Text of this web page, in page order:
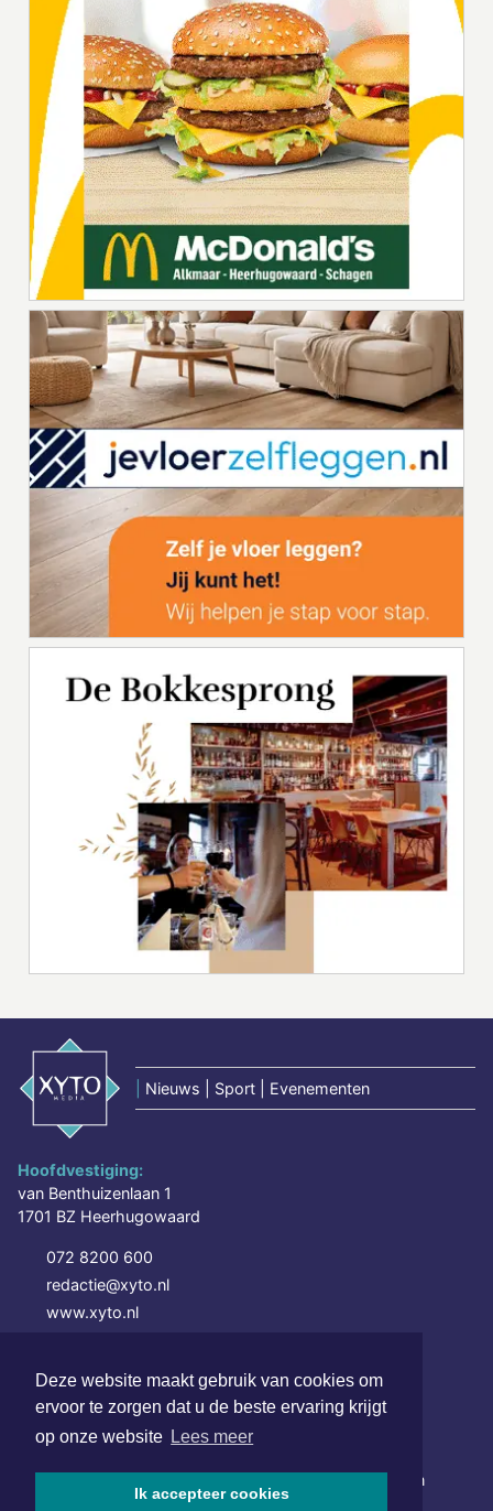
Deze website maakt gebruik van cookies om
ervoor te zorgen dat u de beste ervaring krijgt
op onze website Lees meer
Ik accepteer cookies
Nieuws | Sport | Evenementen
Hoofdvestiging:
van Benthuizenlaan 1
1701 BZ Heerhugowaard
072 8200 600
redactie@xyto.nl
www.xyto.nl
NIEUWSBRIEF AANMELDEN
Schrijf je in voor onze nieuwsbrief en krijg wekelijks een
samenvatting van alle gebeurtenissen uit jouw regio.